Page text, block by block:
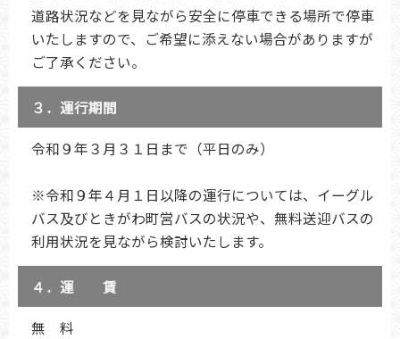
道路状況などを見ながら安全に停車できる場所で停車
いたしますので、ご希望に添えない場合がありますが
ご了承ください。
３．運行期間
令和９年３月３１日まで（平日のみ）
※令和９年４月１日以降の運行については、イーグル
バス及びときがわ町営バスの状況や、無料送迎バスの
利用状況を見ながら検討いたします。
４．運 賃
無 料